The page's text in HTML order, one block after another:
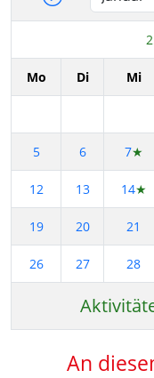
Mo Di Mi
5 6 7★
12 13 14★
19 20 21
26 27 28
An